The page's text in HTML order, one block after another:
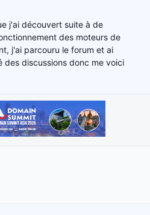
j'ai découvert suite à de
des moteurs de
j'ai parcouru le forum et ai
discussions donc me voici